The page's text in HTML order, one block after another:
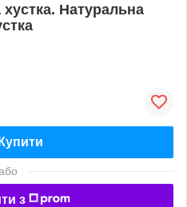
Натуральна
Купити
з